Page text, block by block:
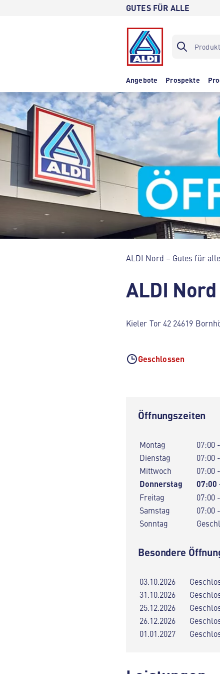
GUTES FÜR ALLE
Angebote Prospekte
ALDI Nord – Gutes für
ALDI
Kieler Tor 42 24619
Geschlossen
Öffnungszeiten
Montag
07:00
Dienstag
07:00
Mittwoch
07:00
Donnerstag 07:00
Freitag
07:00
Samstag
07:00
Sonntag
Besondere
03.10.2026
31.10.2026
25.12.2026
26.12.2026
01.01.2027